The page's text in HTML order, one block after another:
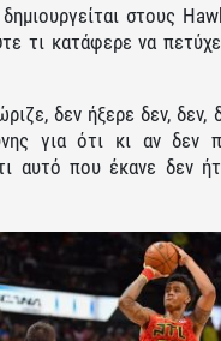
στους
τι κατάφερε να
δεν ήξερε δεν, δεν,
για ότι κι αν δεν
αυτό που έκανε δεν